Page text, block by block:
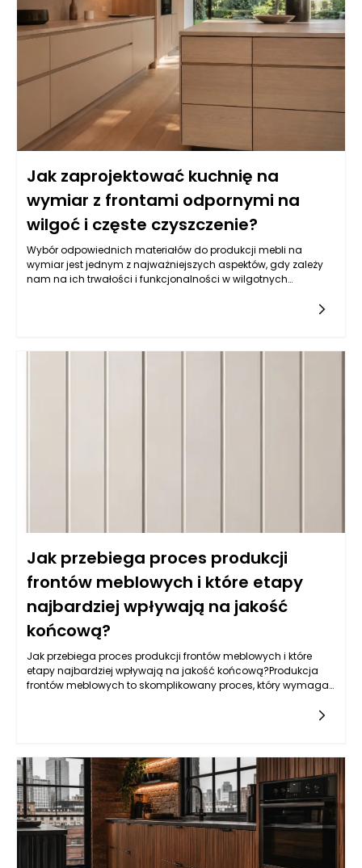
Jak zaprojektować kuchnię na
wymiar z frontami odpornymi na
wilgoć i częste czyszczenie?
Wybór odpowiednich materiałów do produkcji mebli na
wymiar jest jednym z najważniejszych aspektów, gdy zależy
nam na ich trwałości i funkcjonalności w wilgotnych
sklejka wodoodporna. Istotne jest, aby materiał miał
Jak przebiega proces produkcji
frontów meblowych i które etapy
najbardziej wpływają na jakość
końcową?
Jak przebiega proces produkcji frontów meblowych i które
etapy najbardziej wpływają na jakość końcową?Produkcja
frontów meblowych to skomplikowany proces, który wymaga